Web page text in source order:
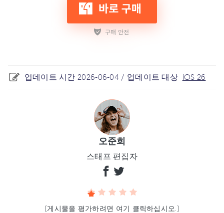
업데이트 시간 2026-06-04 / 업데이트 대상 iOS 26
오준희
스태프 편집자
(게시물을 평가하려면 여기 클릭하십시오.)